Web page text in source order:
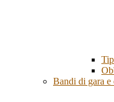
Bandi di gara e